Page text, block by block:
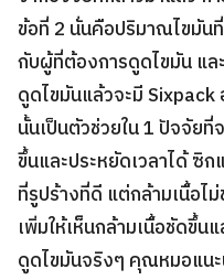
ข้อที่ 2 นั่นคือปริมาณไขมัน
กับผู้ที่ต้องการดูดไขมัน แล
ดูดไขมันแล้วจะมี
นั้นเป็นตัวช่วยใน 1 ปัจจัย
ขึ้นและประหยัดเวลาได้ ซิ
ที่รูปร้างที่ดี แต่กล้ามเนื้อไ
เพิ่มให้เห็นกล้ามเนื้อชัดขึ้
ดูดไขมันจริงๆ คุณหมอแน